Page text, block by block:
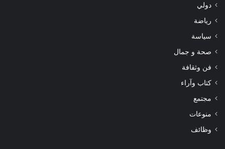
دولي
رياضة
سياسة
صحة و جمال
فن وثقافة
كتاب وآراء
مجتمع
منوعات
وظائف